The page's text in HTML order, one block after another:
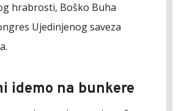
hrabrosti, Boško Buha
Ujedinjenog saveza
idemo na bunkere